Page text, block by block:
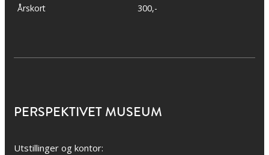
Årskort
300,-
PERSPEKTIVET MUSEUM
Utstillinger og kontor: